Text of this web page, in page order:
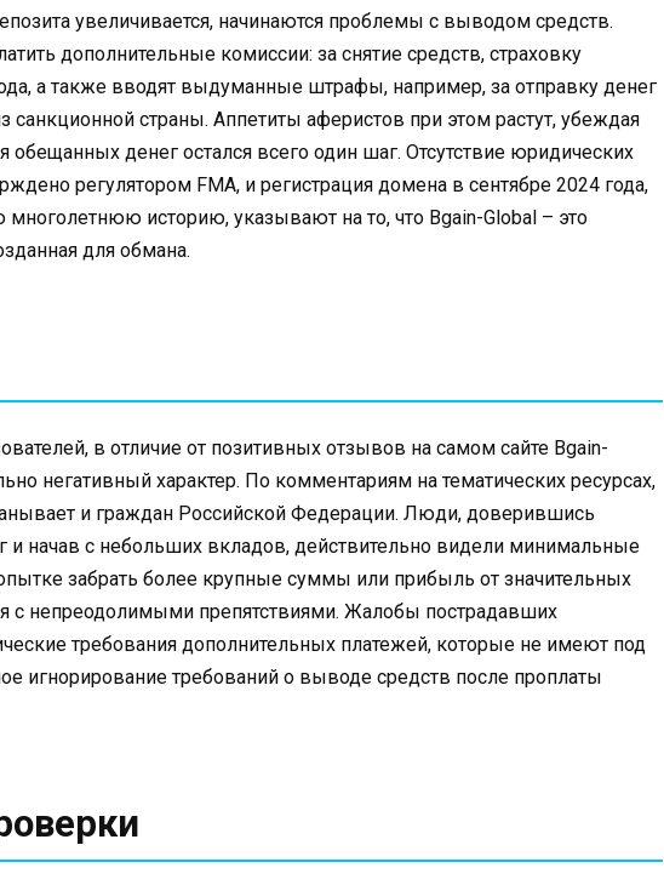
увеличивается, начинаются проблемы с выводом средств.
дополнительные комиссии: за снятие средств, страховку
а также вводят выдуманные штрафы, например, за отправку денег
санкционной страны. Аппетиты аферистов при этом растут, убеждая
обещанных денег остался всего один шаг. Отсутствие юридических
регулятором FMA, и регистрация домена в сентябре 2024 года,
многолетнюю историю, указывают на то, что Bgain-Global – это
для обмана.
в отличие от позитивных отзывов на самом сайте Bgain-
негативный характер. По комментариям на тематических ресурсах,
и граждан Российской Федерации. Люди, доверившись
и начав с небольших вкладов, действительно видели минимальные
забрать более крупные суммы или прибыль от значительных
с непреодолимыми препятствиями. Жалобы пострадавших
требования дополнительных платежей, которые не имеют под
игнорирование требований о выводе средств после проплаты